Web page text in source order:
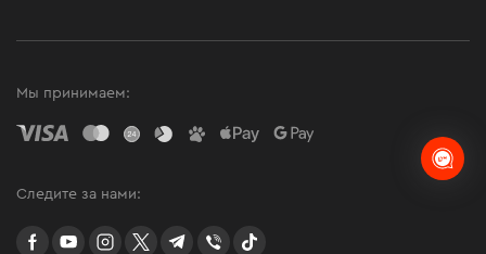
Мы принимаем:
Следите за нами:
facebookyoutubeinstagramtwittertelegram
Viber TikTok